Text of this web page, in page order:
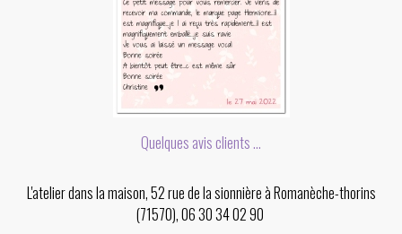
Quelques avis clients ...
L'atelier dans la maison, 52 rue de la sionnière à Romanèche-thorins
(71570), 06 30 34 02 90